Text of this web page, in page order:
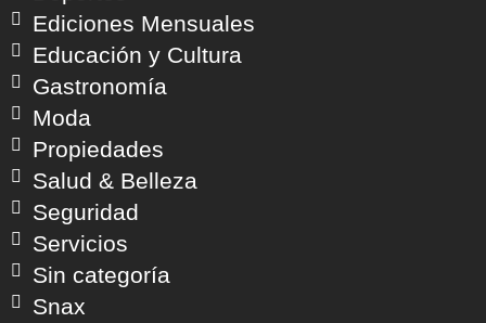
Ediciones Mensuales
Educación y Cultura
Gastronomía
Moda
Propiedades
Salud & Belleza
Seguridad
Servicios
Sin categoría
Snax